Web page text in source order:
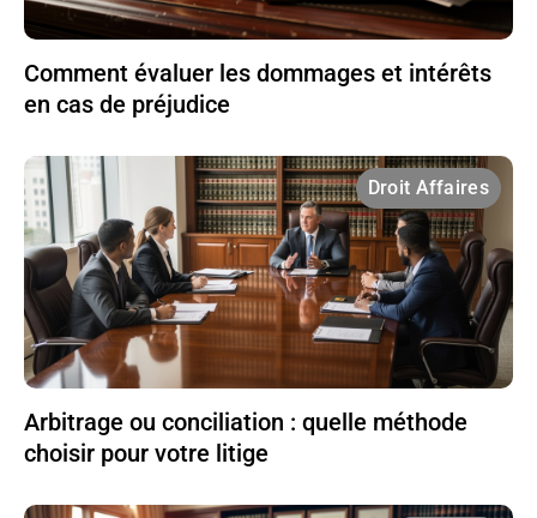
Comment évaluer les dommages et intérêts
en cas de préjudice
Droit Affaires
Arbitrage ou conciliation : quelle méthode
choisir pour votre litige